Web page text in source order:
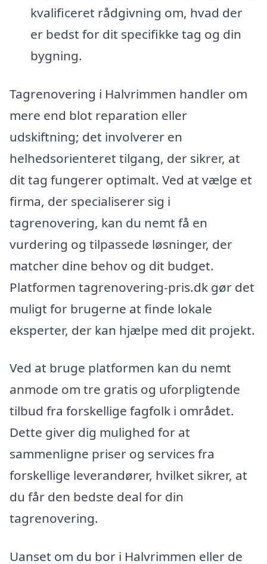
kvalificeret rådgivning om, hvad der
er bedst for dit specifikke tag og din
bygning.
Tagrenovering i Halvrimmen handler om
mere end blot reparation eller
udskiftning; det involverer en
helhedsorienteret tilgang, der sikrer, at
dit tag fungerer optimalt. Ved at vælge et
firma, der specialiserer sig i
tagrenovering, kan du nemt få en
vurdering og tilpassede løsninger, der
matcher dine behov og dit budget.
Platformen tagrenovering-pris.dk gør det
muligt for brugerne at finde lokale
eksperter, der kan hjælpe med dit projekt.
Ved at bruge platformen kan du nemt
anmode om tre gratis og uforpligtende
tilbud fra forskellige fagfolk i området.
Dette giver dig mulighed for at
sammenligne priser og services fra
forskellige leverandører, hvilket sikrer, at
du får den bedste deal for din
tagrenovering.
Uanset om du bor i Halvrimmen eller de